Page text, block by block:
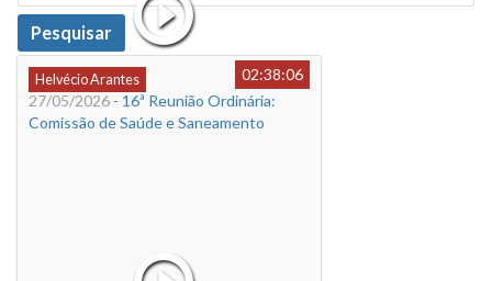
Data
Pesquisar
Helvécio Arantes
02:38:06
27/05/2026 - 16ª Reunião Ordinária:
Comissão de Saúde e Saneamento